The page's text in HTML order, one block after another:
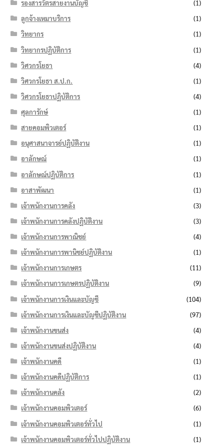
รองสารวัตรสายงานบัญชี
(1)
ลูกจ้างเหมาบริการ
(1)
วิทยากร
(1)
วิทยากรปฏิบัติการ
(1)
วิศวกรโยธา
(4)
วิศวกรโยธา ส.ป.ก.
(1)
วิศวกรโยธาปฏิบัติการ
(4)
ศุลการักษ์
(1)
สายคอมพิวเตอร์
(1)
อนุศาสนาจารย์ปฏิบัติงาน
(1)
อาลักษณ์
(1)
อาลักษณ์ปฏิบัติการ
(1)
อาสาพัฒนา
(1)
เจ้าพนักงานการคลัง
(3)
เจ้าพนักงานการคลังปฏิบัติงาน
(3)
เจ้าพนักงานการพาณิชย์
(4)
เจ้าพนักงานการพานิชย์ปฏิบัติงาน
(1)
เจ้าพนักงานการเกษตร
(11)
เจ้าพนักงานการเกษตรปฏิบัติงาน
(9)
เจ้าพนักงานการเงินและบัญชี
(104)
เจ้าพนักงานการเงินและบัญชีปฏิบัติงาน
(97)
เจ้าพนักงานขนส่ง
(4)
เจ้าพนักงานขนส่งปฏิบัติงาน
(4)
เจ้าพนักงานคดี
(1)
เจ้าพนักงานคดีปฏิบัติการ
(1)
เจ้าพนักงานคลัง
(2)
เจ้าพนักงานคอมพิวเตอร์
(6)
เจ้าพนักงานคอมพิวเตอร์ทั่วไป
(1)
เจ้าพนักงานคอมพิวเตอร์ทั่วไปปฏิบัติงาน
(1)